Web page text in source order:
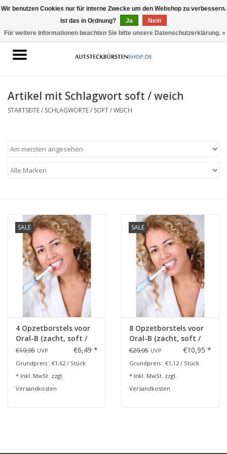
Startseite
Oral-B
Artikel mit Schlagwort soft / weich
STARTSEITE/ SCHLAGWORTE/ SOFT / WEICH
SALE
4 Opzetborstels voor
Oral-B (zacht, soft /
weich)
€19,95 UVP €6,49 *
Grundpreis : €1,62 / Stück
* Inkl. MwSt. zzgl.
Versandkosten
SALE
8 Opzetborstels voor
Oral-B (zacht, soft /
weich)
€29,95 UVP €10,95 *
Grundpreis : €1,12 / Stück
* Inkl. MwSt. zzgl.
Versandkosten
Wir benutzen Cookies nur für interne Zwecke um den Webshop zu verbessern.
Ist das in Ordnung?
Ja
Nein
Für weitere Informationen beachten Sie bitte unsere Datenschutzerklärung. »